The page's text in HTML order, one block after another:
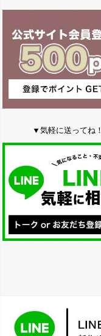
▼気軽に送ってね！